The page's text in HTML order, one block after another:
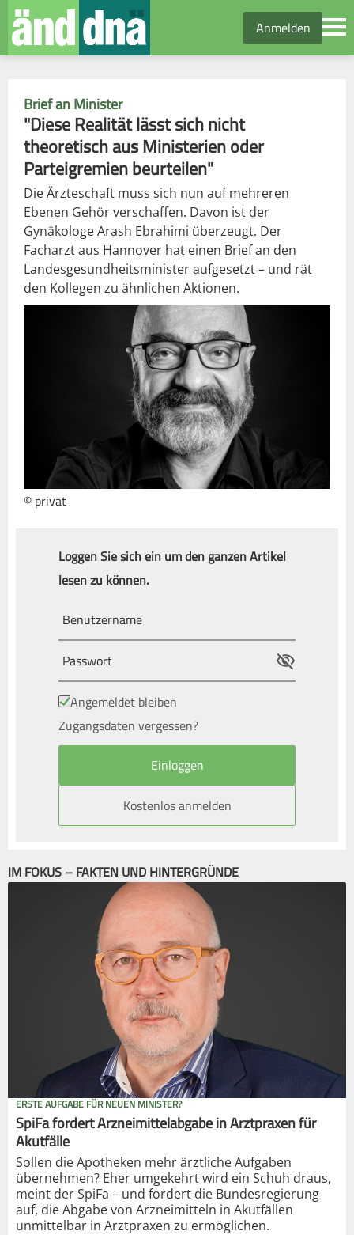
Anmelden
Brief an Minister
"Diese Realität lässt sich nicht
theoretisch aus Ministerien oder
Parteigremien beurteilen"
Die Ärzteschaft muss sich nun auf mehreren
Ebenen Gehör verschaffen. Davon ist der
Gynäkologe Arash Ebrahimi überzeugt. Der
Facharzt aus Hannover hat einen Brief an den
Landesgesundheitsminister aufgesetzt – und rät
den Kollegen zu ähnlichen Aktionen.
© privat
Loggen Sie sich ein um den ganzen Artikel
lesen zu können.
Angemeldet bleiben
Zugangsdaten vergessen?
Kostenlos anmelden
IM FOKUS – FAKTEN UND HINTERGRÜNDE
ERSTE AUFGABE FÜR NEUEN MINISTER?
SpiFa fordert Arzneimittelabgabe in Arztpraxen für
Akutfälle
Sollen die Apotheken mehr ärztliche Aufgaben
übernehmen? Eher umgekehrt wird ein Schuh draus,
meint der SpiFa – und fordert die Bundesregierung
auf, die Abgabe von Arzneimitteln in Akutfällen
unmittelbar in Arztpraxen zu ermöglichen.